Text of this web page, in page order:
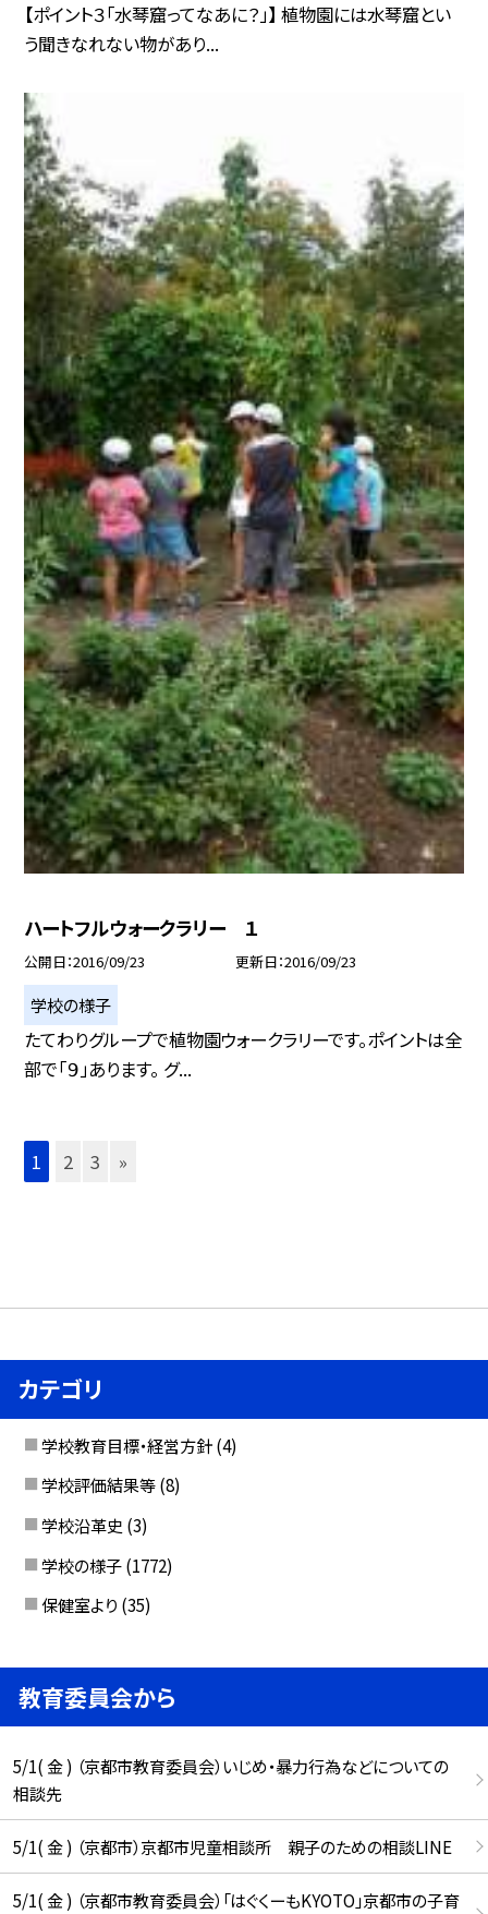
【ポイント３「水琴窟ってなあに？」】 植物園には水琴窟とい
う聞きなれない物があり...
ハートフルウォークラリー １
公開日 2016/09/23 更新日 2016/09/23
学校の様子
たてわりグループで植物園ウォークラリーです。ポイントは全
部で「９」あります。 グ...
1 2 3 »
カテゴリ
学校教育目標・経営方針 (4)
学校評価結果等 (8)
学校沿革史 (3)
学校の様子 (1772)
保健室より (35)
教育委員会から
5/1( 金 ) （京都市教育委員会）いじめ・暴力行為などについての
相談先
5/1( 金 ) （京都市）京都市児童相談所 親子のための相談LINE
5/1( 金 ) （京都市教育委員会）「はぐくーもKYOTO」京都市の子育